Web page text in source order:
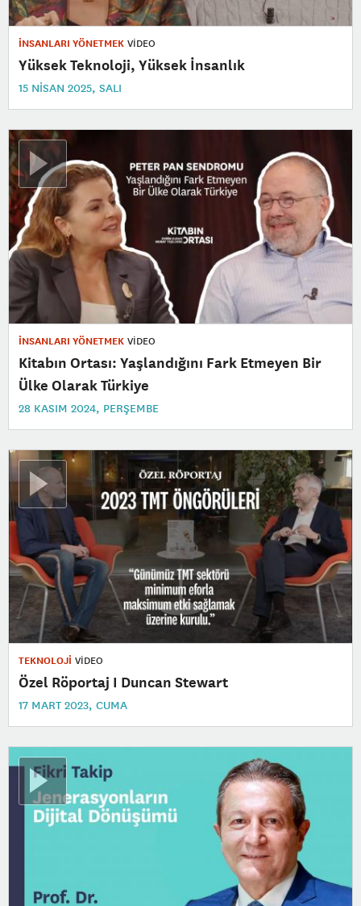
İNSANLARI YÖNETMEK VİDEO
Yüksek Teknoloji, Yüksek İnsanlık
15 NISAN 2025, SALI
İNSANLARI YÖNETMEK VİDEO
Kitabın Ortası: Yaşlandığını Fark Etmeyen Bir
Ülke Olarak Türkiye
28 KASIM 2024, PERŞEMBE
TEKNOLOJİ VİDEO
Özel Röportaj I Duncan Stewart
17 MART 2023, CUMA